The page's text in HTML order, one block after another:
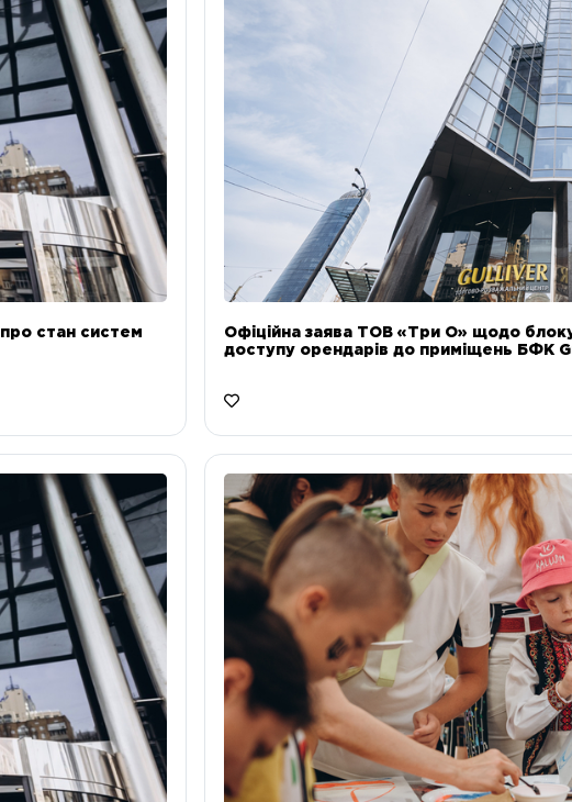
стан систем
Офіційна заява ТОВ «Три О» щодо
доступу орендарів до приміщень БФК